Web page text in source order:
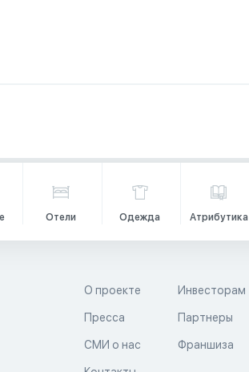
Отели Одежда Атрибутика
О проекте
Пресса
СМИ о нас
Инвесторам
Партнеры
Франшиза